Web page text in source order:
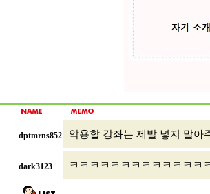
dptmrns852 악용할 강좌는 제발 넣지 말아
dark3123 ㅋㅋㅋㅋㅋㅋㅋㅋㅋㅋㅋㅋㅋ